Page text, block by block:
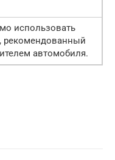
использовать
рекомендованный
автомобиля.